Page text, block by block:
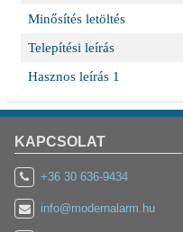
Minősítés letöltés
Telepítési leírás
Hasznos leírás 1
KAPCSOLAT
+36 30 636-9434
info@modernalarm.hu